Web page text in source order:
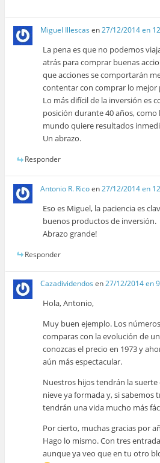
Miguel Illescas en27/12/2014 en
La pena es que no podemos
atrás para comprar buenas
que acciones se comportarán
contentar con comprar lo mejor
Lo más difícil de la inversión es
posición durante 40 años,
mundo quiere resultados
Un abrazo.
Responder
Antonio R. Ricoen27/12/2014 en
Eso es Miguel, la paciencia es
buenos productos de inversión.
Abrazo grande!
Responder
Cazadividendos en27/12/2014 en
Hola, Antonio,
Muy buen ejemplo. Los
comparas con la evolución de
conozcas el precio en 1973 y
aún más espectacular.
Nuestros hijos tendrán la
nieve ya formada y, si sabemos
tendrán una vida mucho más
Por cierto, muchas gracias por
Hago lo mismo. Con tres
aunque ya veo que en tu otro